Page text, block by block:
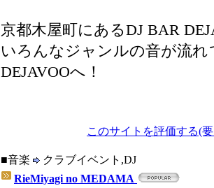
京都木屋町にあるDJ BAR
いろんなジャンルの音が流
DEJAVOOへ！
このサイトを評価する(
■音楽
クラブイベント,DJ
RieMiyagi no MEDAMA